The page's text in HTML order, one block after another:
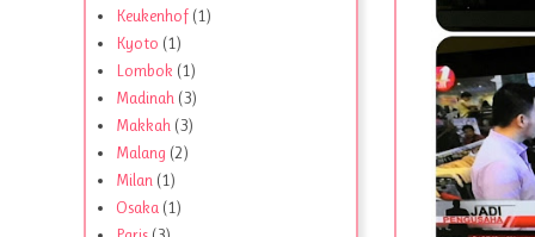
Keukenhof (1)
Kyoto (1)
Lombok (1)
Madinah (3)
Makkah (3)
Malang (2)
Milan (1)
Osaka (1)